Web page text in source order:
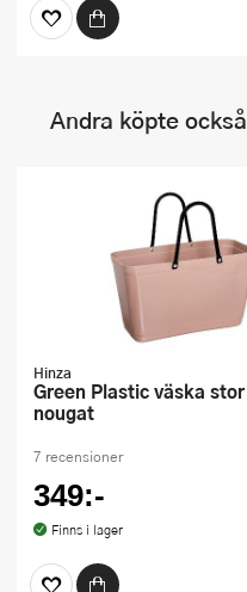
Andra köpte också
Hinza
Green Plastic väska stor 15 L
nougat
7 recensioner
349:-
Finns i lager